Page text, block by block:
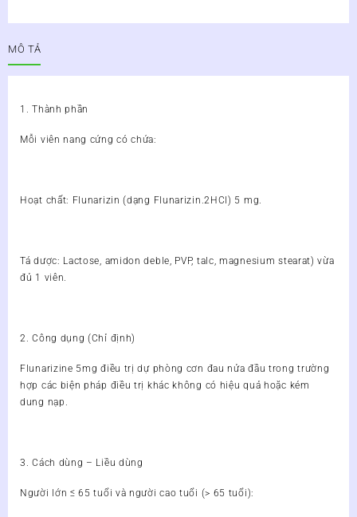
MÔ TẢ
1. Thành phần
Mỗi viên nang cứng có chứa:
Hoạt chất: Flunarizin (dạng Flunarizin.2HCl) 5 mg.
Tá dược: Lactose, amidon deble, PVP, talc, magnesium stearat) vừa
đủ 1 viên.
2. Công dụng (Chỉ định)
Flunarizine 5mg điều trị dự phòng cơn đau nửa đầu trong trường
hợp các biện pháp điều trị khác không có hiệu quả hoặc kém
dung nạp.
3. Cách dùng – Liều dùng
Người lớn ≤ 65 tuổi và người cao tuổi (> 65 tuổi):